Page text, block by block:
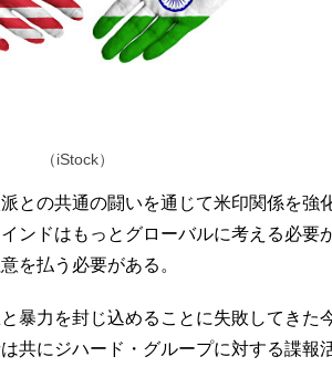
（iStock）
との共通の闘いを通じて米印関係を強
ンドはもっとグローバルに考える必要
を払う必要がある。
暴力を封じ込めることに失敗してきた
共にジハード・グループに対する諜報